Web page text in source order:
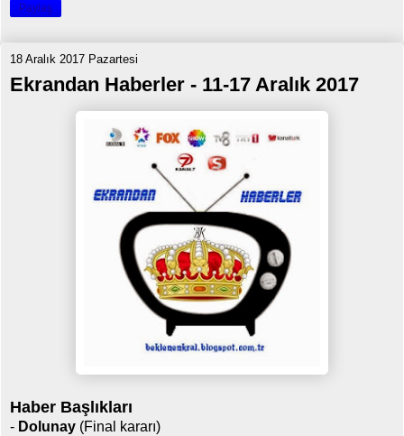
Paylaş
18 Aralık 2017 Pazartesi
Ekrandan Haberler - 11-17 Aralık 2017
Haber Başlıkları
- Dolunay (Final kararı)